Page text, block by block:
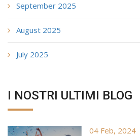
September 2025
August 2025
July 2025
I NOSTRI ULTIMI BLOG
04 Feb, 2024